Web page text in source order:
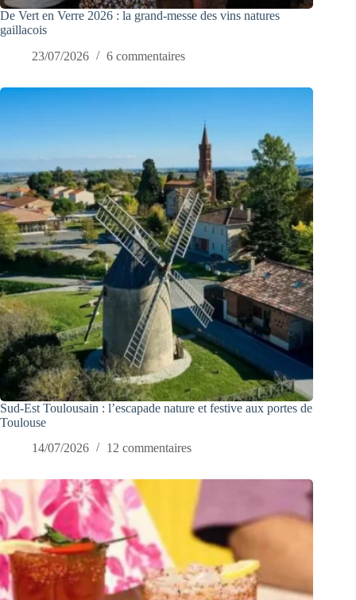
De Vert en Verre 2026 : la grand-messe des vins natures
gaillacois
23/07/2026
6 commentaires
Sud-Est Toulousain : l’escapade nature et festive aux portes de
Toulouse
14/07/2026
12 commentaires